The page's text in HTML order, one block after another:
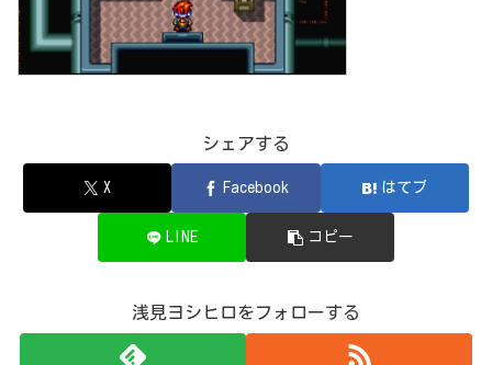
シェアする
X Facebook はてブ
LINE コピー
浅見ヨシヒロをフォローする